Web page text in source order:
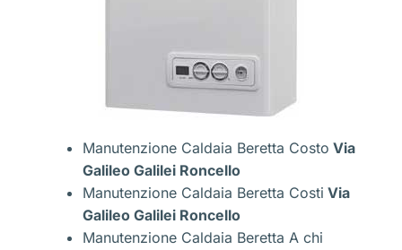
Manutenzione Caldaia Beretta Costo Via
Galileo Galilei Roncello
Manutenzione Caldaia Beretta Costi Via
Galileo Galilei Roncello
Manutenzione Caldaia Beretta A chi